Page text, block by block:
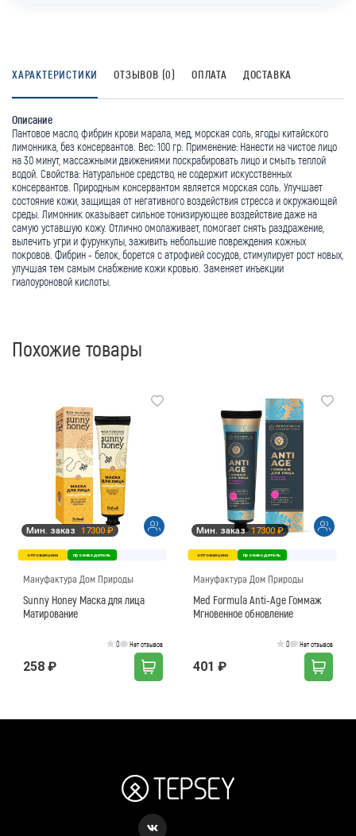
ХАРАКТЕРИСТИКИ ОТЗЫВОВ (0) ОПЛАТА ДОСТАВКА
Описание
Пантовое масло, фибрин крови марала, мед, морская соль, ягоды китайского
лимонника, без консервантов. Вес: 100 гр. Применение: Нанести на чистое лицо
на 30 минут, массажными движениями поскрабировать лицо и смыть теплой
водой. Свойства: Натуральное средство, не содержит искусственных
консервантов. Природным консервантом является морская соль. Улучшает
состояние кожи, защищая от негативного воздействия стресса и окружающей
среды. Лимонник оказывает сильное тонизирующее воздействие даже на
самую уставшую кожу. Отлично омолаживает, помогает снять раздражение,
вылечить угри и фурункулы, заживить небольшие повреждения кожных
покровов. Фибрин - белок, борется с атрофией сосудов, стимулирует рост новых,
улучшая тем самым снабжение кожи кровью. Заменяет инъекции
гиалоуроновой кислоты.
Похожие товары
Мин. заказ 17300 ₽
оптовая цена производитель
Мануфактура Дом Природы
Sunny Honey Маска для лица
Матирование
0 Нет отзывов
258 ₽
Мин. заказ 17300 ₽
оптовая цена производитель
Мануфактура Дом Природы
Med Formula Anti-Age Гоммаж
Мгновенное обновление
0 Нет отзывов
401 ₽